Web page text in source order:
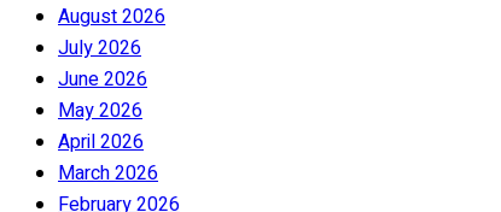
August 2026
July 2026
June 2026
May 2026
April 2026
March 2026
February 2026